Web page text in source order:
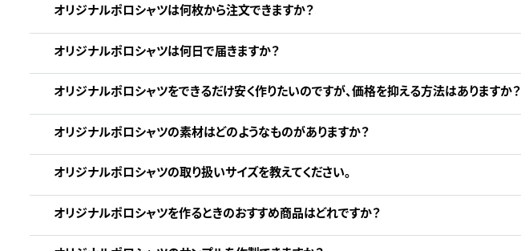
オリジナルポロシャツは何枚から注文できますか？
オリジナルポロシャツは何日で届きますか？
オリジナルポロシャツをできるだけ安く作りたいのですが、価格を抑える方法はありますか？
オリジナルポロシャツの素材はどのようなものがありますか？
オリジナルポロシャツの取り扱いサイズを教えてください。
オリジナルポロシャツを作るときのおすすめ商品はどれですか？